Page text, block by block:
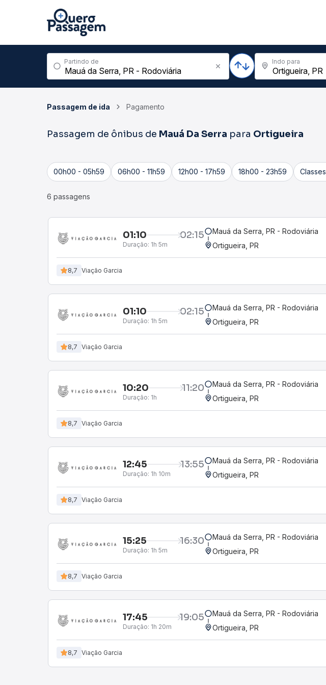
Partindo de Indo para
Passagem de ida Pagamento
Passagem de ônibus de Mauá Da Serra para Ortigueira
00h00 - 05h59 06h00 - 11h59 12h00 - 17h59 18h00 - 23h59 Classes
6 passagens
01:10 02:15
Duração: 1h 5m
Mauá da Serra, PR - Rodoviária
Ortigueira, PR
8,7 Viação Garcia
01:10 02:15
Duração: 1h 5m
Mauá da Serra, PR - Rodoviária
Ortigueira, PR
8,7 Viação Garcia
10:20 11:20
Duração: 1h
Mauá da Serra, PR - Rodoviária
Ortigueira, PR
8,7 Viação Garcia
12:45 13:55
Duração: 1h 10m
Mauá da Serra, PR - Rodoviária
Ortigueira, PR
8,7 Viação Garcia
15:25 16:30
Duração: 1h 5m
Mauá da Serra, PR - Rodoviária
Ortigueira, PR
8,7 Viação Garcia
17:45 19:05
Duração: 1h 20m
Mauá da Serra, PR - Rodoviária
Ortigueira, PR
8,7 Viação Garcia